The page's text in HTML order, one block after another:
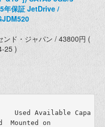
年保証 JetDrive /
ンド・ジャパン / 43800円 (
25 )
Used Available Capa
on